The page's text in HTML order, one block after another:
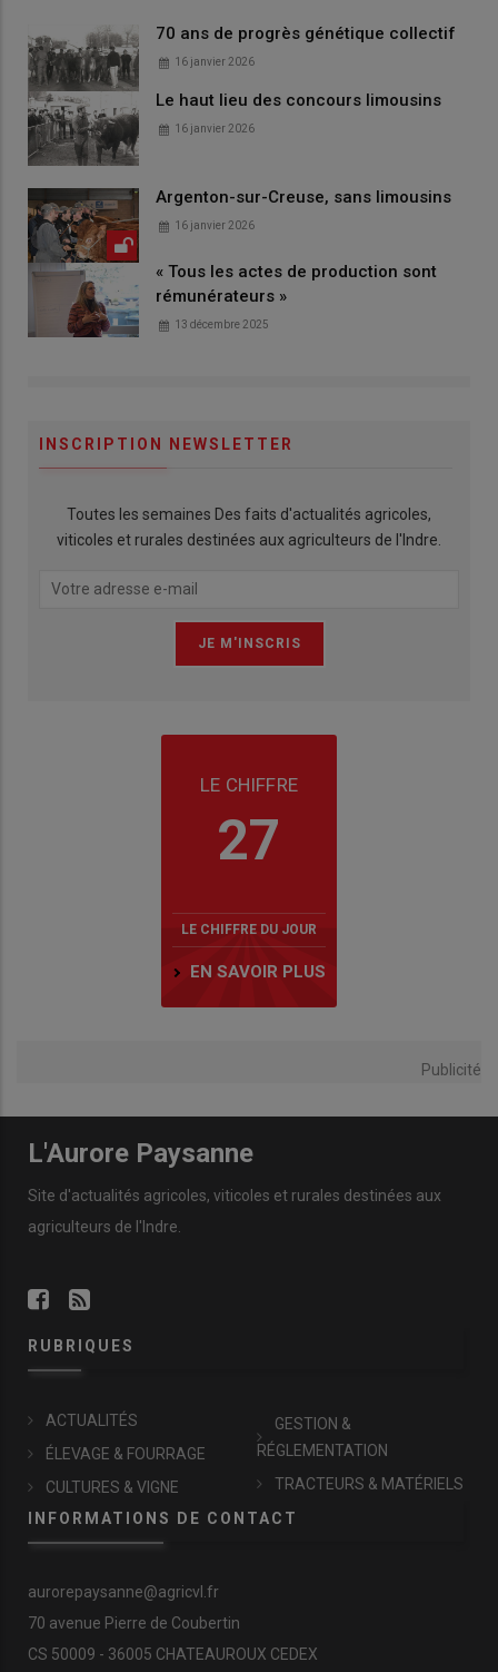
70 ans de progrès génétique collectif
16 janvier 2026
Le haut lieu des concours limousins
16 janvier 2026
Argenton-sur-Creuse, sans limousins
16 janvier 2026
« Tous les actes de production sont
rémunérateurs »
13 décembre 2025
INSCRIPTION NEWSLETTER
Toutes les semaines Des faits d'actualités agricoles,
viticoles et rurales destinées aux agriculteurs de l'Indre.
LE CHIFFRE
27
LE CHIFFRE DU JOUR
EN SAVOIR PLUS
Publicité
L'Aurore Paysanne
Site d'actualités agricoles, viticoles et rurales destinées aux
agriculteurs de l'Indre.
RUBRIQUES
ACTUALITÉS
ÉLEVAGE & FOURRAGE
CULTURES & VIGNE
GESTION &
RÉGLEMENTATION
TRACTEURS & MATÉRIELS
INFORMATIONS DE CONTACT
aurorepaysanne@agricvl.fr
70 avenue Pierre de Coubertin
CS 50009 - 36005 CHATEAUROUX CEDEX